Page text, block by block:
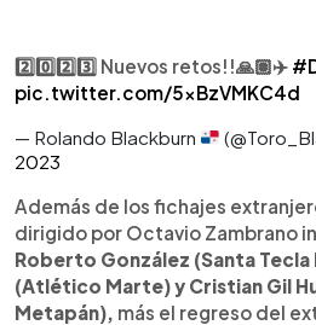
2️⃣0️⃣2️⃣3️⃣ Nuevos retos!!🙏🏽✈️
pic.twitter.com/5xBzVMKC4d
— Rolando Blackburn
2023
Además de los fichajes
dirigido por Octavio Zambrano
Roberto González (Santa Tecla
(Atlético Marte) y Cristian Gil
Metapán), más el regreso del